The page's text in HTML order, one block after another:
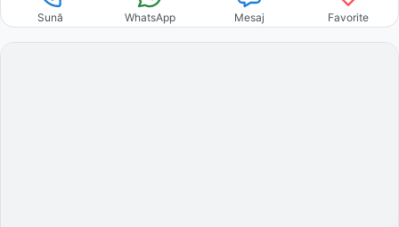
Sună WhatsApp Mesaj Favorite